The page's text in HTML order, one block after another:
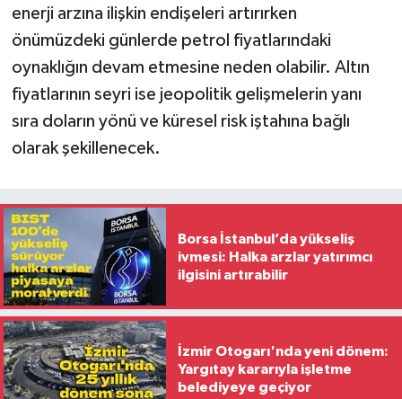
enerji arzına ilişkin endişeleri artırırken
önümüzdeki günlerde petrol fiyatlarındaki
oynaklığın devam etmesine neden olabilir. Altın
fiyatlarının seyri ise jeopolitik gelişmelerin yanı
sıra doların yönü ve küresel risk iştahına bağlı
olarak şekillenecek.
Borsa İstanbul’da yükseliş
ivmesi: Halka arzlar yatırımcı
ilgisini artırabilir
İzmir Otogarı'nda yeni dönem:
Yargıtay kararıyla işletme
belediyeye geçiyor